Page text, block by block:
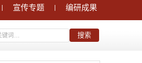
宣传专题 编研成果